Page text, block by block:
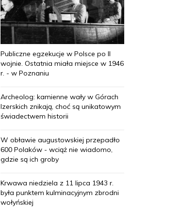
Publiczne egzekucje w Polsce po II
wojnie. Ostatnia miała miejsce w 1946
r. - w Poznaniu
Archeolog: kamienne wały w Górach
Izerskich znikają, choć są unikatowym
świadectwem historii
W obławie augustowskiej przepadło
600 Polaków - wciąż nie wiadomo,
gdzie są ich groby
Krwawa niedziela z 11 lipca 1943 r.
była punktem kulminacyjnym zbrodni
wołyńskiej